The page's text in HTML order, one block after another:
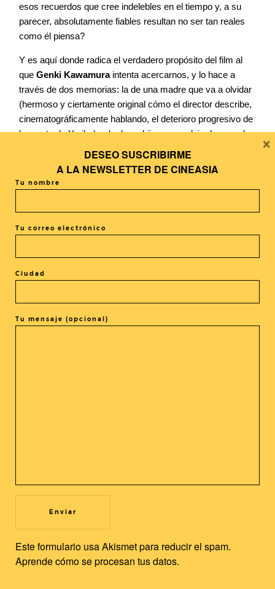
esos recuerdos que cree indelebles en el tiempo y, a su
parecer, absolutamente fiables resultan no ser tan reales
como él piensa?
Y es aquí donde radica el verdadero propósito del film al
que Genki Kawamuraintenta acercarnos, y lo hace a
través de dos memorias: la de una madre que va a olvidar
(hermoso y ciertamente original cómo el director describe,
cinematográficamente hablando, el deterioro progresivo de
la mente de Yuriko); y la de un hijo que no deja de recordar.
A Hundred Flowerses un bello, delicado e intimista
primer trabajo detrás de las cámaras (ya lo único que le
faltaba después de una importante carrera como productor,
Newsletter
consideramos que acepta su uso. Puedes cambiar la
DESEO SUSCRIBIRME
A LA NEWSLETTER DE CINEASIA
Tu nombre
Tu correo electrónico
Ciudad
Tu mensaje (opcional)
Este formulario usa Akismet para reducir el spam.
Aprende cómo se procesan tus datos.
×